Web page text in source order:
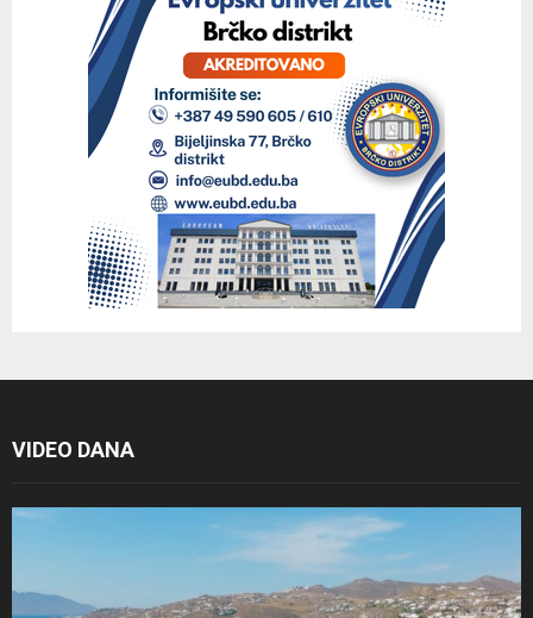
VIDEO DANA